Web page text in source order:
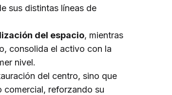
sus distintas líneas de
del espacio, mientras
consolida el activo con la
nivel.
del centro, sino que
reforzando su